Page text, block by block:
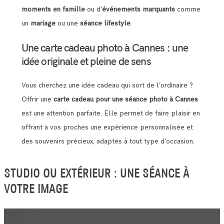
moments en familleou d’événements marquantscomme
un mariageou une séance lifestyle.
Une carte cadeau photo à Cannes : une
idée originale et pleine de sens
Vous cherchez une idée cadeau qui sort de l’ordinaire ?
Offrir une carte cadeau pour une séance photo à Cannes
est une attention parfaite. Elle permet de faire plaisir en
offrant à vos proches une expérience personnalisée et
des souvenirs précieux, adaptés à tout type d’occasion.
STUDIO OU EXTÉRIEUR : UNE SÉANCE À
VOTRE IMAGE